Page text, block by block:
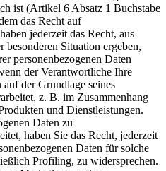
ist (Artikel 6 Absatz 1 Buchstabe
das Recht auf
jederzeit das Recht, aus
besonderen Situation ergeben,
personenbezogenen Daten
der Verantwortliche Ihre
auf der Grundlage seines
z. B. im Zusammenhang
und Dienstleistungen.
Daten zu
haben Sie das Recht, jederzeit
Daten für solche
Profiling, zu widersprechen.